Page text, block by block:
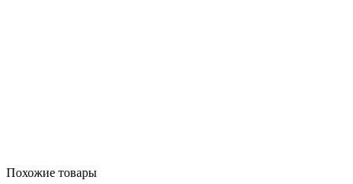
Похожие товары